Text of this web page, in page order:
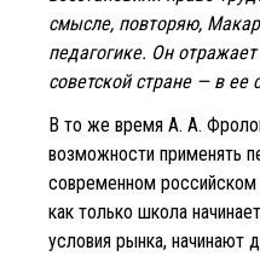
смысле, повторяю,
педагогике. Он
советской стране — в ее
В то же время А. А.
возможности применять
современном
как только школа
условия рынка, начинают